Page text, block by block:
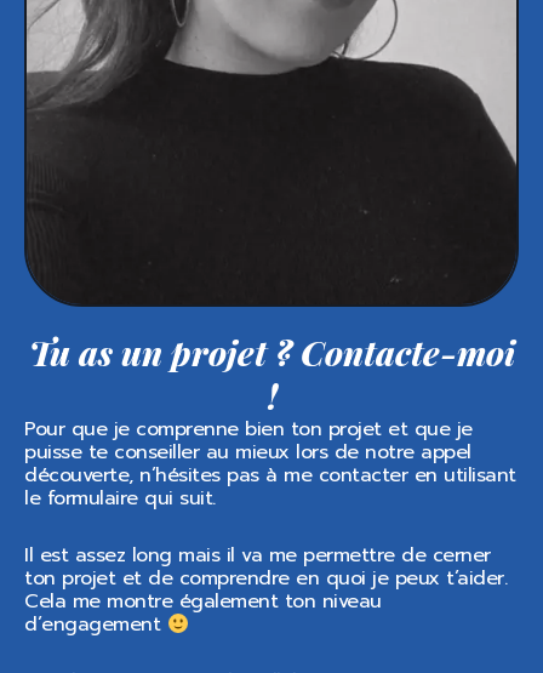
Tu as un projet ? Contacte-moi
!
Pour que je comprenne bien ton projet et que je
puisse te conseiller au mieux lors de notre appel
découverte, n’hésites pas à me contacter en utilisant
le formulaire qui suit.
Il est assez long mais il va me permettre de cerner
ton projet et de comprendre en quoi je peux t’aider.
Cela me montre également ton niveau
d’engagement